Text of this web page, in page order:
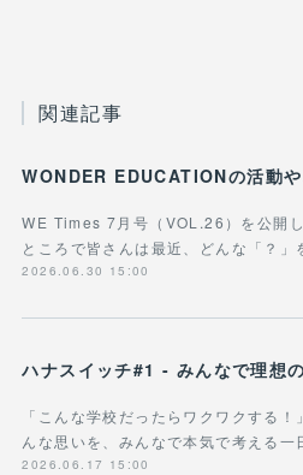
関連記事
WE Times 7月号（VOL.26）を公開し
ところで皆さんは最近、どんな「？
2026.06.30 15:00
「こんな学校だったらワクワクする
んな思いを、みんなで本気で考える
2026.06.17 15:00